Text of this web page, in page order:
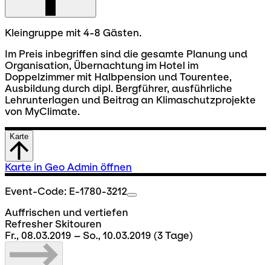
Kleingruppe mit 4-8 Gästen.
Im Preis inbegriffen sind die gesamte Planung und
Organisation, Übernachtung im Hotel im
Doppelzimmer mit Halbpension und Tourentee,
Ausbildung durch dipl. Bergführer, ausführliche
Lehrunterlagen und Beitrag an Klimaschutzprojekte
von MyClimate.
Karte
Karte in Geo Admin öffnen
Event-Code: E-1780-3212
Auffrischen und vertiefen
Refresher Skitouren
Fr., 08.03.2019 – So., 10.03.2019 (3 Tage)